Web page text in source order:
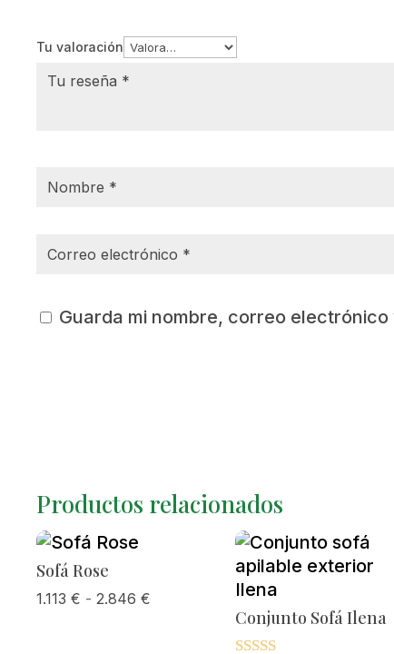
Tu valoración
Guarda mi nombre, correo
Productos relacionados
Sofá Rose
1.113€ - 2.846€
Conjunto Sofá Ilena